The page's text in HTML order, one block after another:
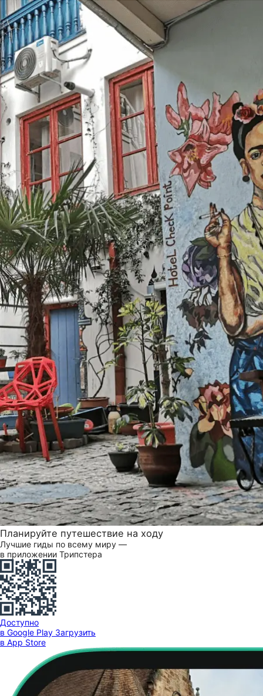
Планируйте путешествие на ходу
Лучшие гиды по всему миру —
в приложении Трипстера
Доступно
в Google Play Загрузить
в App Store